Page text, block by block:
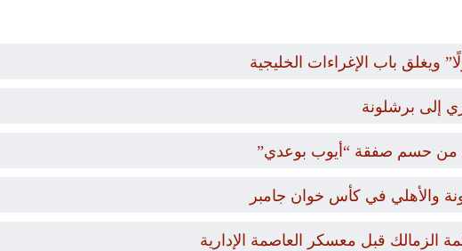
ويغلق باب الإغراءات الخليجية
إلى برشلونة
من حسم صفقة “أيوب بوعدي”
والأهلي في كأس خوان جامبر
الزمالك قبل معسكر العاصمة الإدارية